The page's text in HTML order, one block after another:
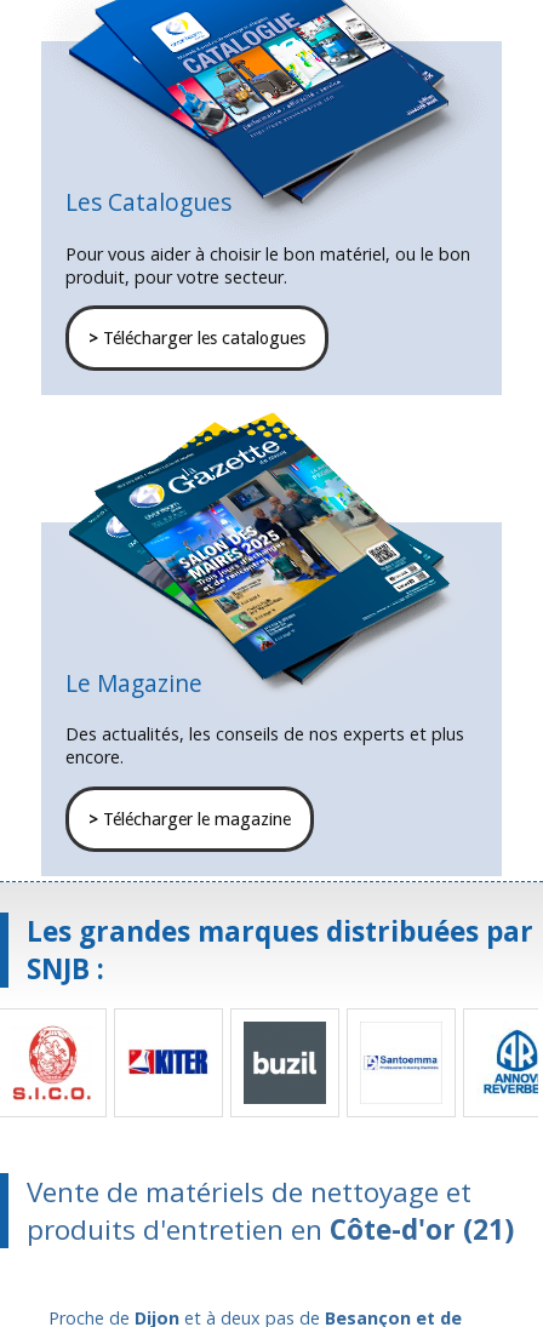
Les Catalogues
Pour vous aider à choisir le bon matériel, ou le bon
produit, pour votre secteur.
>Télécharger les catalogues
Le Magazine
Des actualités, les conseils de nos experts et plus
encore.
>Télécharger le magazine
Les grandes marques distribuées par
SNJB :
Vente de matériels de nettoyage et
produits d'entretien en Côte-d'or (21)
Proche de Dijon et à deux pas de Besançon et de